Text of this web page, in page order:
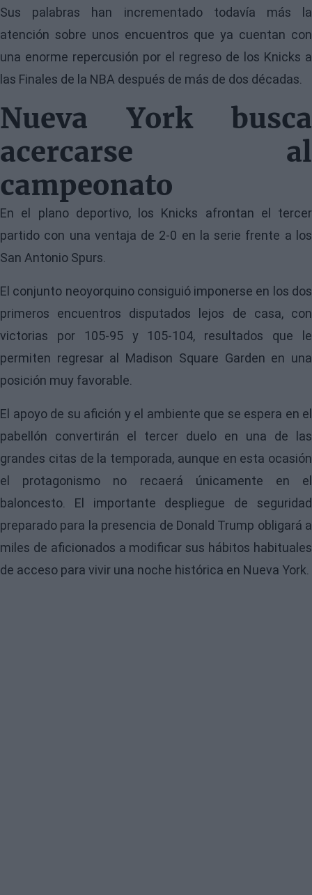
Sus palabras han incrementado todavía más la
atención sobre unos encuentros que ya cuentan con
una enorme repercusión por el regreso de los Knicks a
las Finales de la NBA después de más de dos décadas.
Nueva York busca
acercarse al
campeonato
En el plano deportivo, los Knicks afrontan el tercer
partido con una ventaja de 2-0 en la serie frente a los
San Antonio Spurs.
El conjunto neoyorquino consiguió imponerse en los dos
primeros encuentros disputados lejos de casa, con
victorias por 105-95 y 105-104, resultados que le
permiten regresar al Madison Square Garden en una
posición muy favorable.
El apoyo de su afición y el ambiente que se espera en el
pabellón convertirán el tercer duelo en una de las
grandes citas de la temporada, aunque en esta ocasión
el protagonismo no recaerá únicamente en el
baloncesto. El importante despliegue de seguridad
preparado para la presencia de Donald Trump obligará a
miles de aficionados a modificar sus hábitos habituales
de acceso para vivir una noche histórica en Nueva York.